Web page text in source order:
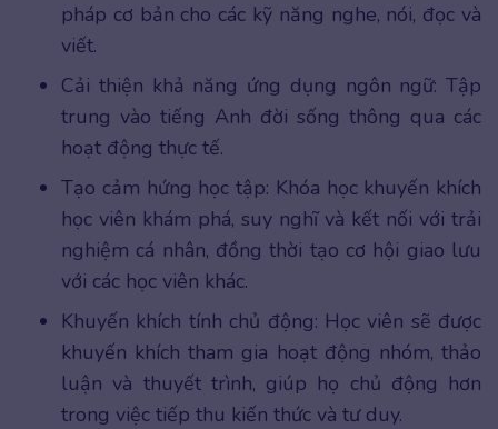
pháp cơ bản cho các kỹ năng nghe, nói, đọc và
viết.
Cải thiện khả năng ứng dụng ngôn ngữ: Tập
trung vào tiếng Anh đời sống thông qua các
hoạt động thực tế.
Tạo cảm hứng học tập: Khóa học khuyến khích
học viên khám phá, suy nghĩ và kết nối với trải
nghiệm cá nhân, đồng thời tạo cơ hội giao lưu
với các học viên khác.
Khuyến khích tính chủ động: Học viên sẽ được
khuyến khích tham gia hoạt động nhóm, thảo
luận và thuyết trình, giúp họ chủ động hơn
trong việc tiếp thu kiến thức và tư duy.